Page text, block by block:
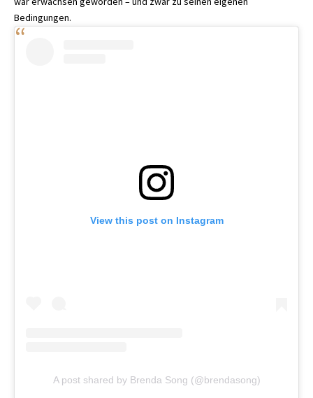
Bedingungen.
View this post on Instagram
A post shared by Brenda Song (@brendasong)